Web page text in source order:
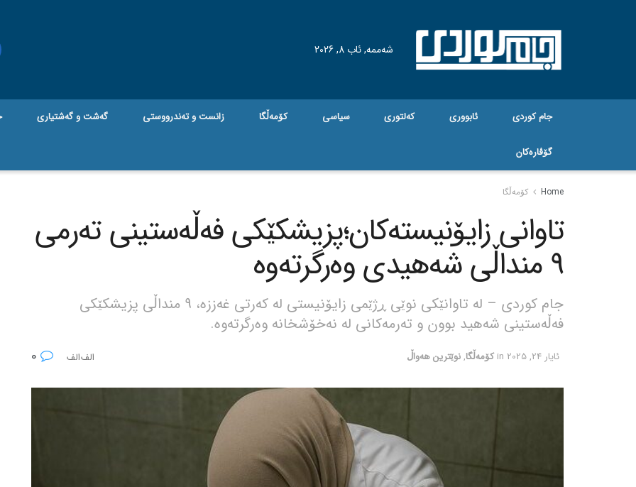
شەممە, ئاب 8, 2026
جام کوردی ئابووری کەلتوری سیاسی کۆمەڵگا زانست و تەندرووستی گه‌شت و گه‌شتیاری
گۆڤاره‌کان
Home کۆمەڵگا
تاوانی زایۆنیستەکان؛پزیشکێکی فەڵەستینی تەرمی
9 منداڵی شەهیدی وەرگرتەوە
جام کوردی – لە تاوانێکی نوێی ڕژێمی زایۆنیستی لە کەرتی غەززە، 9 منداڵی پزیشکێکی
فەڵەستینی شەهید بوون و تەرمەکانی لە نەخۆشخانە وەرگرتەوە.
ئایار 24, 2025 in کۆمەڵگا,نوێترین هەواڵ